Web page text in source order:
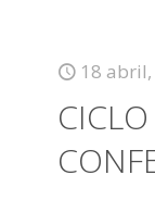
18 abril,